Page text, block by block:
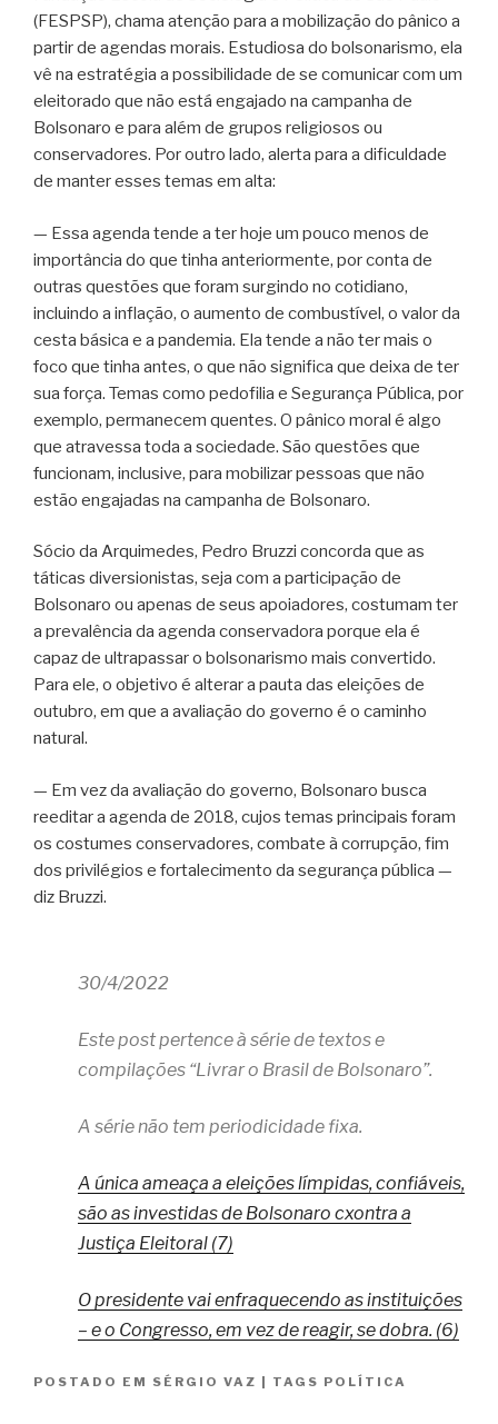
(FESPSP), chama atenção para a mobilização do pânico a
partir de agendas morais. Estudiosa do bolsonarismo, ela
vê na estratégia a possibilidade de se comunicar com um
eleitorado que não está engajado na campanha de
Bolsonaro e para além de grupos religiosos ou
conservadores. Por outro lado, alerta para a dificuldade
de manter esses temas em alta:
— Essa agenda tende a ter hoje um pouco menos de
importância do que tinha anteriormente, por conta de
outras questões que foram surgindo no cotidiano,
incluindo a inflação, o aumento de combustível, o valor da
cesta básica e a pandemia. Ela tende a não ter mais o
foco que tinha antes, o que não significa que deixa de ter
sua força. Temas como pedofilia e Segurança Pública, por
exemplo, permanecem quentes. O pânico moral é algo
que atravessa toda a sociedade. São questões que
funcionam, inclusive, para mobilizar pessoas que não
estão engajadas na campanha de Bolsonaro.
Sócio da Arquimedes, Pedro Bruzzi concorda que as
táticas diversionistas, seja com a participação de
Bolsonaro ou apenas de seus apoiadores, costumam ter
a prevalência da agenda conservadora porque ela é
capaz de ultrapassar o bolsonarismo mais convertido.
Para ele, o objetivo é alterar a pauta das eleições de
outubro, em que a avaliação do governo é o caminho
natural.
— Em vez da avaliação do governo, Bolsonaro busca
reeditar a agenda de 2018, cujos temas principais foram
os costumes conservadores, combate à corrupção, fim
dos privilégios e fortalecimento da segurança pública —
diz Bruzzi.
30/4/2022
Este post pertence à série de textos e
compilações “Livrar o Brasil de Bolsonaro”.
A série não tem periodicidade fixa.
A única ameaça a eleições límpidas, confiáveis,
são as investidas de Bolsonaro cxontra a
Justiça Eleitoral (7)
O presidente vai enfraquecendo as instituições
– e o Congresso, em vez de reagir, se dobra. (6)
POSTADO EM SÉRGIO VAZ TAGS POLÍTICA